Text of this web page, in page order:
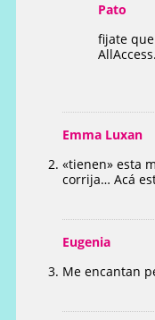
Pato
fijate
Emma Luxan
«tienen» esta
corrija… Acá
Eugenia
Me encantan